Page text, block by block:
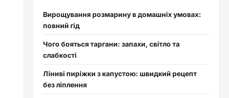
Вирощування розмарину в домашніх умовах:
повний гід
Чого бояться таргани: запахи, світло та
слабкості
Ліниві пиріжки з капустою: швидкий рецепт
без ліплення